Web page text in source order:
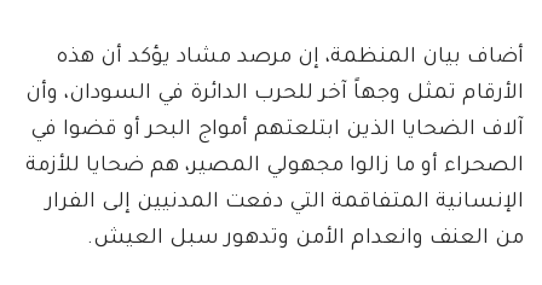
أضاف بيان المنظمة، إن مرصد مشاد يؤكد أن هذه
الأرقام تمثل وجهاً آخر للحرب الدائرة في السودان، وأن
آلاف الضحايا الذين ابتلعتهم أمواج البحر أو قضوا في
الصحراء أو ما زالوا مجهولي المصير، هم ضحايا للأزمة
الإنسانية المتفاقمة التي دفعت المدنيين إلى الفرار
من العنف وانعدام الأمن وتدهور سبل العيش.